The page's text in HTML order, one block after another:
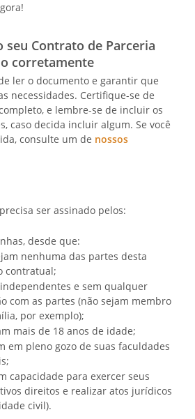
seu Contrato de Parceria
corretamente
ler o documento e garantir que
necessidades. Certifique-se de
e lembre-se de incluir os
caso decida incluir algum. Se você
consulte um de nossos
ser assinado pelos:
desde que:
nenhuma das partes desta
contratual;
e sem qualquer
com as partes (não sejam membro
por exemplo);
mais de 18 anos de idade;
em pleno gozo de suas faculdades
capacidade para exercer seus
direitos e realizar atos jurídicos
civil).